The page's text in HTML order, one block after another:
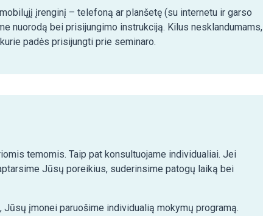
įrenginį – telefoną ar planšetę (su internetu ir garso
nuorodą bei prisijungimo instrukciją. Kilus nesklandumams,
padės prisijungti prie seminaro.
temomis. Taip pat konsultuojame individualiai. Jei
Jūsų poreikius, suderinsime patogų laiką bei
įmonei paruošime individualią mokymų programą.